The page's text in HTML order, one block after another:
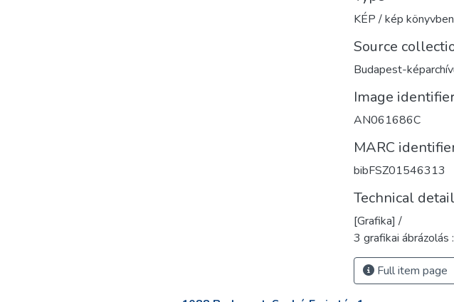
KÉP / kép könyvben
Source
Budapest-
Image
AN061686C
MARC
bibFSZ01546313
Technical
[Grafika] /
3 grafikai
Full item page